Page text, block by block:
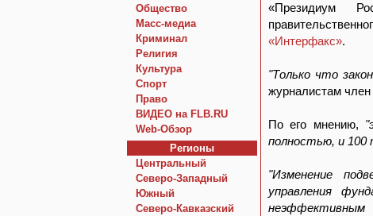
Общество
Macc-медиа
Криминал
Религия
Культура
Спорт
Право
ВИДЕО на FLB.RU
Web-Обзор
Регионы
Центральный
Северо-Западный
Южный
Северо-Кавказский
«Президиум
«Интерфакс».
"Только что
журналистам
По его мнению,
полностью, и 100
"Изменение
управления
неэффективным